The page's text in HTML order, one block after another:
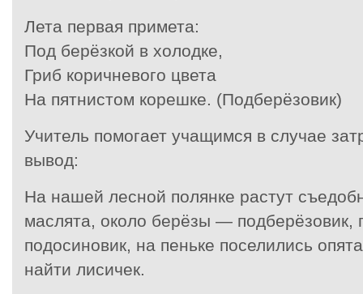
Лета первая примета:
Под берёзкой в холодке,
Гриб коричневого цвета
На пятнистом корешке. (Подберёзовик)
Учитель помогает учащимся в случае
вывод:
На нашей лесной полянке растут
маслята, около берёзы —
подосиновик, на пеньке поселились
найти лисичек.